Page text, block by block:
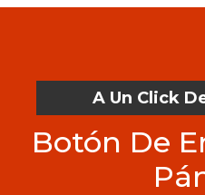
A Un Click
Botón De